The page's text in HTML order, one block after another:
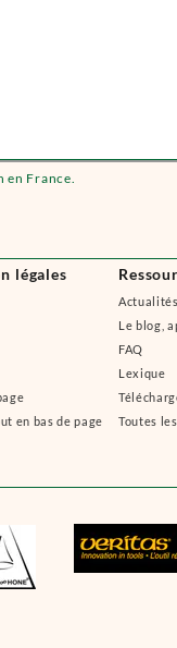
en France.
légales
en bas de page
Actualités
Le blog,
FAQ
Lexique
Toutes